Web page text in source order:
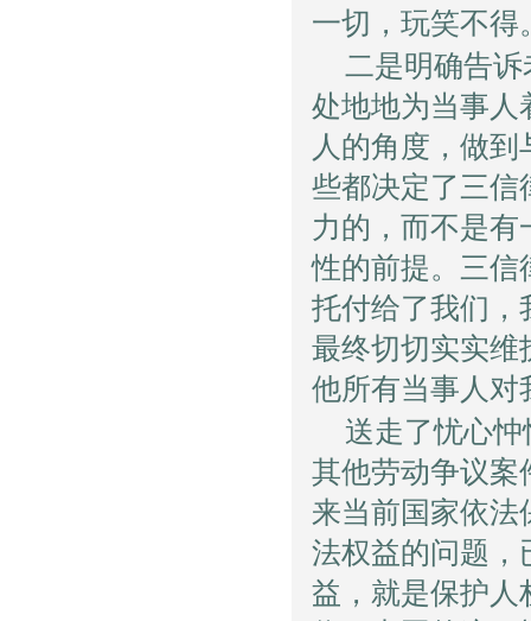
一切，玩笑不得
二是明确告
处地地为当事人
人的角度，做
些都决定了三信
力的，而不是
性的前提。三信
托付给了我们，
最终切切实实维
他所有当事人对
送走了忧心
其他劳动争议案
来当前国家依法
法权益的问题，
益，就是保护人